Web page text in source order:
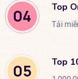
04 Top
Tải
05 Top